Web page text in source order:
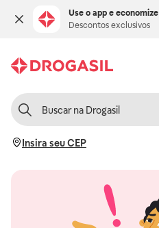
Use o app e economize
Descontos exclusivos
Insira seu CEP